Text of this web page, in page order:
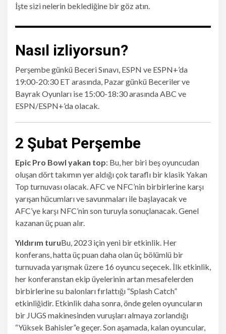
İşte sizi nelerin beklediğine bir göz atın.
Nasıl izliyorsun?
Perşembe günkü Beceri Sınavı, ESPN ve ESPN+’da
19:00-20:30 ET arasında, Pazar günkü Beceriler ve
Bayrak Oyunları ise 15:00-18:30 arasında ABC ve
ESPN/ESPN+’da olacak.
2 Şubat Perşembe
Epic Pro Bowl yakan top: Bu, her biri beş oyuncudan
oluşan dört takımın yer aldığı çok taraflı bir klasik Yakan
Top turnuvası olacak. AFC ve NFC’nin birbirlerine karşı
yarışan hücumları ve savunmaları ile başlayacak ve
AFC’ye karşı NFC’nin son turuyla sonuçlanacak. Genel
kazanan üç puan alır.
Yıldırım turuBu, 2023 için yeni bir etkinlik. Her
konferans, hatta üç puan daha olan üç bölümlü bir
turnuvada yarışmak üzere 16 oyuncu seçecek. İlk etkinlik,
her konferanstan ekip üyelerinin artan mesafelerden
birbirlerine su balonları fırlattığı “Splash Catch”
etkinliğidir. Etkinlik daha sonra, önde gelen oyuncuların
bir JUGS makinesinden vuruşları almaya zorlandığı
“Yüksek Bahisler”e geçer. Son aşamada, kalan oyuncular,